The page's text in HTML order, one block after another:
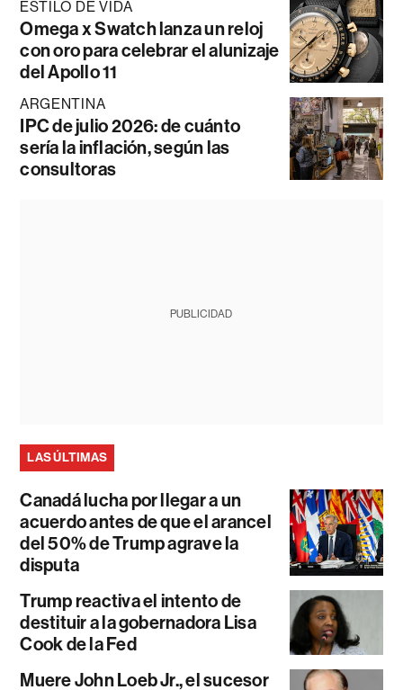
ESTILO DE VIDA
Omega x Swatch lanza un reloj
con oro para celebrar el alunizaje
del Apollo 11
ARGENTINA
IPC de julio 2026: de cuánto
sería la inflación, según las
consultoras
PUBLICIDAD
LAS ÚLTIMAS
Canadá lucha por llegar a un
acuerdo antes de que el arancel
del 50% de Trump agrave la
disputa
Trump reactiva el intento de
destituir a la gobernadora Lisa
Cook de la Fed
Muere John Loeb Jr., el sucesor